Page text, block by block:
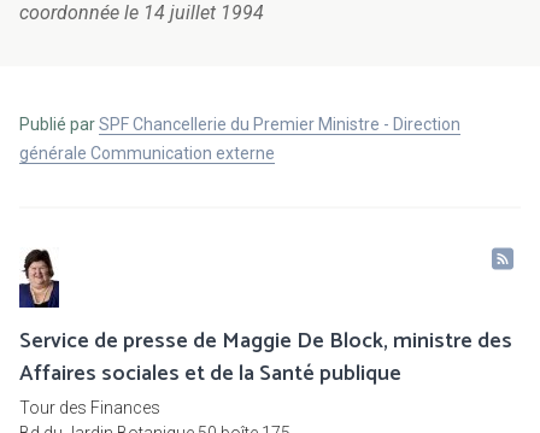
coordonnée le 14 juillet 1994
Publié parSPF Chancellerie du Premier Ministre - Direction
générale Communication externe
Service de presse de Maggie De Block, ministre des
Affaires sociales et de la Santé publique
Tour des Finances